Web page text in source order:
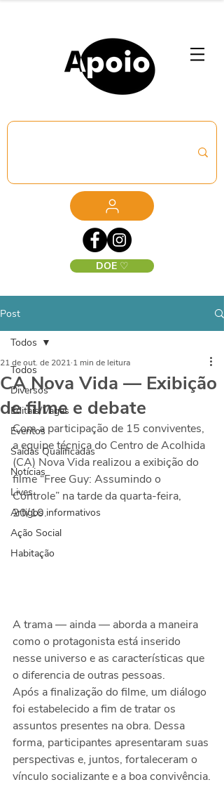
DOE ♡
Post
Todos
Diversos
Editais/Vagas
Eventos
Saídas Qualificadas
Notícias
Lives
Artigos informativos
Ação Social
Habitação
Todos
CA Nova Vida — Exibição
de filme e debate
21 de out. de 2021 1 min de leitura
Com a participação de 15 conviventes,
a equipe técnica do Centro de Acolhida
(CA) Nova Vida realizou a exibição do
filme “Free Guy: Assumindo o
Controle” na tarde da quarta-feira,
20/10.
A trama — ainda — aborda a maneira
como o protagonista está inserido
nesse universo e as características que
o diferencia de outras pessoas.
Após a finalização do filme, um diálogo
foi estabelecido a fim de tratar os
assuntos presentes na obra. Dessa
forma, participantes apresentaram suas
perspectivas e, juntos, fortaleceram o
vínculo socializante e a boa convivência.